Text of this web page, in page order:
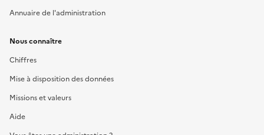
Annuaire de l'administration
Nous connaître
Chiffres
Mise à disposition des données
Missions et valeurs
Aide